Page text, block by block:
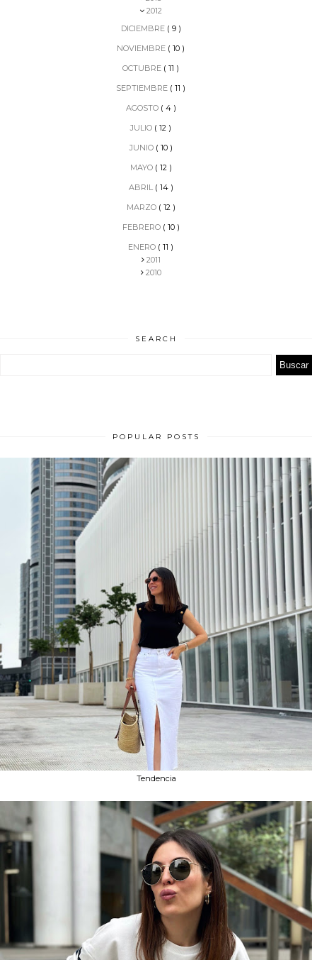
2012
DICIEMBRE ( 9 )
NOVIEMBRE ( 10 )
OCTUBRE ( 11 )
SEPTIEMBRE ( 11 )
AGOSTO ( 4 )
JULIO ( 12 )
JUNIO ( 10 )
MAYO ( 12 )
ABRIL ( 14 )
MARZO ( 12 )
FEBRERO ( 10 )
ENERO ( 11 )
2011
2010
SEARCH
POPULAR POSTS
Tendencia